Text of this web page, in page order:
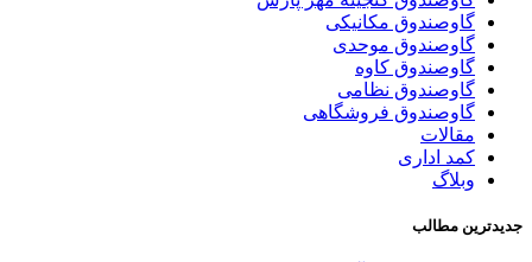
گاوصندوق مکانیکی
گاوصندوق موحدی
گاوصندوق کاوه
گاوصندوق نظامی
گاوصندوق فروشگاهی
مقالات
کمد اداری
وبلاگ
جدیدترین مطالب